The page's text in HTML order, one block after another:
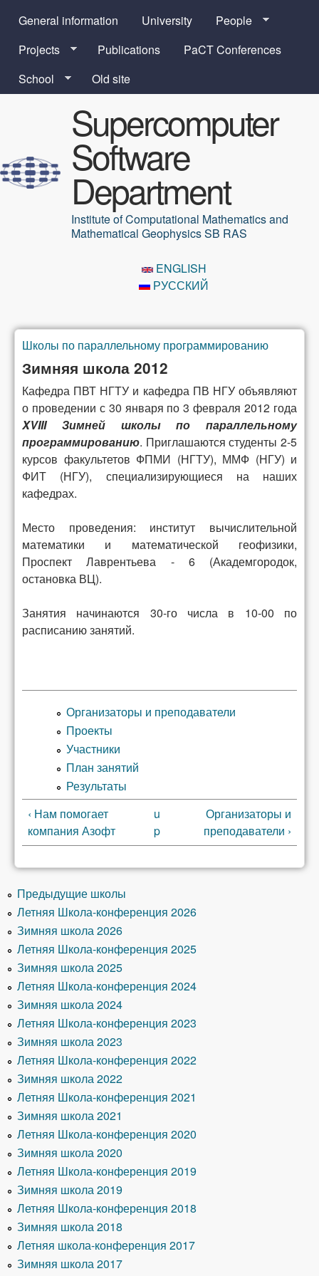
General information University
People
Projects
Publications
PaCT Conferences
School
Old site
Supercomputer
Software
Department
Institute of Computational Mathematics and
Mathematical Geophysics SB RAS
ENGLISH
РУССКИЙ
You are here
Школы по параллельному программированию
Зимняя школа 2012
Кафедра ПВТ НГТУ и кафедра ПВ НГУ объявляют
о проведении с 30 января по 3 февраля 2012 года
XVIII Зимней школы по параллельному
программированию. Приглашаются студенты 2-5
курсов факультетов ФПМИ (НГТУ), ММФ (НГУ) и
ФИТ (НГУ), специализирующиеся на наших
кафедрах.
Место проведения: институт вычислительной
математики и математической геофизики,
Проспект Лаврентьева - 6 (Академгородок,
остановка ВЦ).
Занятия начинаются 30-го числа в 10-00 по
расписанию занятий.
Организаторы и преподаватели
Проекты
Участники
План занятий
Результаты
‹ Нам помогает
компания Азофт
u
p
Организаторы и
преподаватели ›
Предыдущие школы
Летняя Школа-конференция 2026
Зимняя школа 2026
Летняя Школа-конференция 2025
Зимняя школа 2025
Летняя Школа-конференция 2024
Зимняя школа 2024
Летняя Школа-конференция 2023
Зимняя школа 2023
Летняя Школа-конференция 2022
Зимняя школа 2022
Летняя Школа-конференция 2021
Зимняя школа 2021
Летняя Школа-конференция 2020
Зимняя школа 2020
Летняя Школа-конференция 2019
Зимняя школа 2019
Летняя Школа-конференция 2018
Зимняя школа 2018
Летняя школа-конференция 2017
Зимняя школа 2017